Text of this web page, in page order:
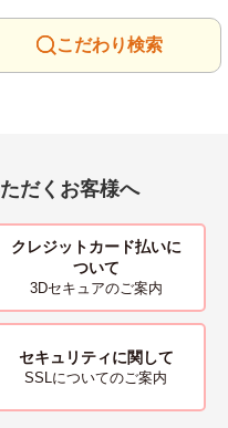
こだわり検索
だくお客様へ
クレジットカード払いに
ついて
3Dセキュアのご案内
セキュリティに関して
SSLについてのご案内